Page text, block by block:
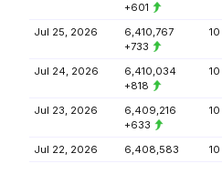
+601
Jul 25, 2026
6,410,767
+733
10
Jul 24, 2026
6,410,034
+818
10
Jul 23, 2026
6,409,216
+633
10
Jul 22, 2026 6,408,583 10